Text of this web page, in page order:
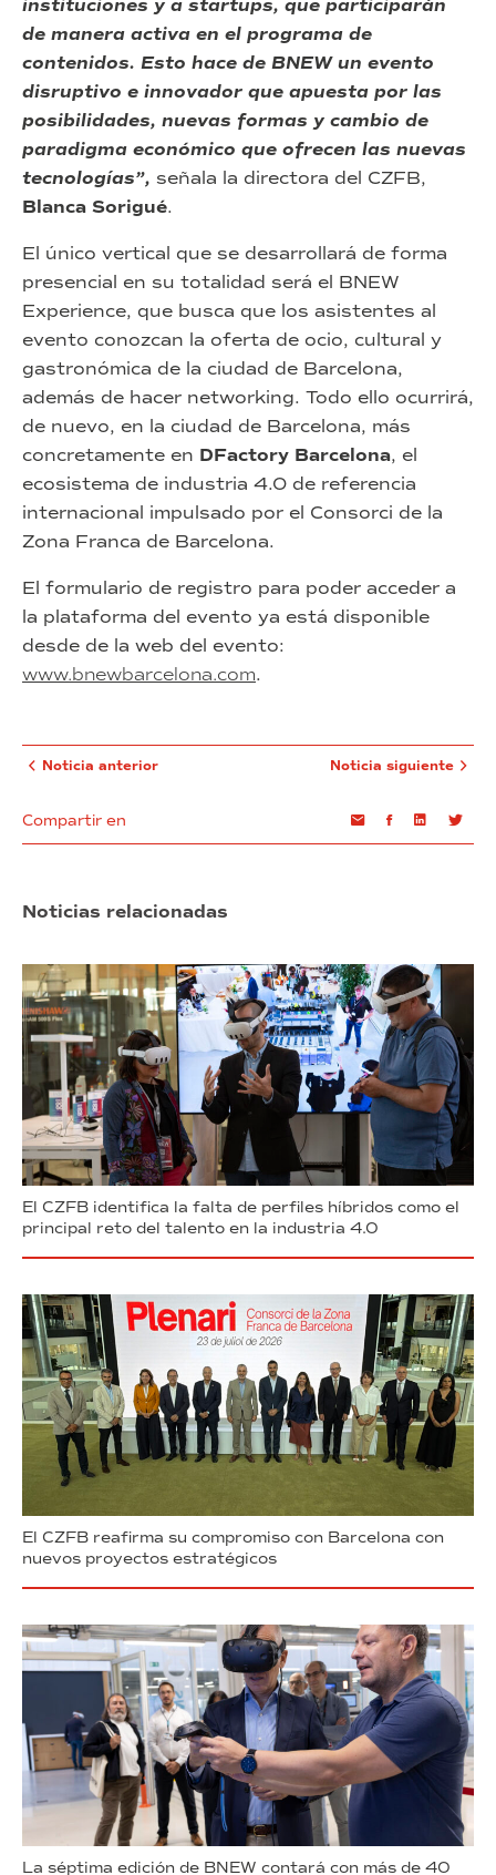
instituciones y a startups, que participarán
de manera activa en el programa de
contenidos. Esto hace de BNEW un evento
disruptivo e innovador que apuesta por las
posibilidades, nuevas formas y cambio de
paradigma económico que ofrecen las nuevas
tecnologías”, señala la directora del CZFB,
Blanca Sorigué.
El único vertical que se desarrollará de forma
presencial en su totalidad será el BNEW
Experience, que busca que los asistentes al
evento conozcan la oferta de ocio, cultural y
gastronómica de la ciudad de Barcelona,
además de hacer networking. Todo ello ocurrirá,
de nuevo, en la ciudad de Barcelona, más
concretamente en DFactory Barcelona, el
ecosistema de industria 4.0 de referencia
internacional impulsado por el Consorci de la
Zona Franca de Barcelona.
El formulario de registro para poder acceder a
la plataforma del evento ya está disponible
desde de la web del evento:
www.bnewbarcelona.com.
Noticia anterior
Compartir en EmailFacebookLinkedin
Noticia siguiente
Noticias relacionadas
El CZFB identifica la falta de perfiles híbridos como el
principal reto del talento en la industria 4.0
El CZFB reafirma su compromiso con Barcelona con
nuevos proyectos estratégicos
La séptima edición de BNEW contará con más de 40